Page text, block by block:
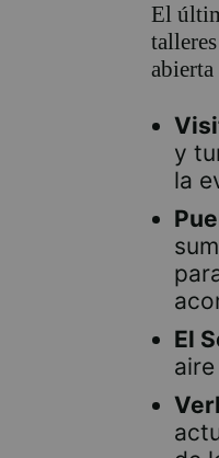
El
abierta
y
la
El